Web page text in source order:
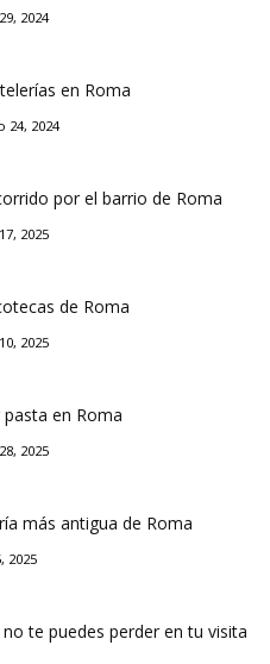
2024
en Roma
2024
por el barrio de Roma
2025
de Roma
2025
en Roma
2025
más antigua de Roma
2025
te puedes perder en tu visita